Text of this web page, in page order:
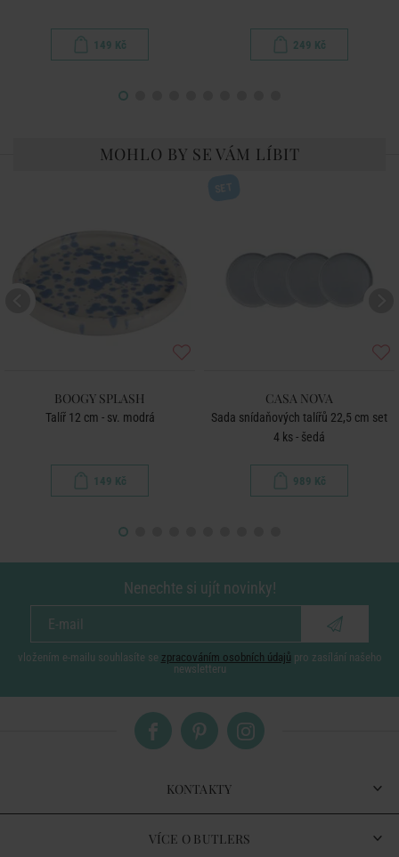
149 Kč 249 Kč
MOHLO BY SE VÁM LÍBIT
BOOGY SPLASH
Talíř 12 cm - sv. modrá
149 Kč
CASA NOVA
Sada snídaňových talířů 22,5 cm set
4 ks - šedá
989 Kč
Nenechte si ujít novinky!
vložením e-mailu souhlasíte se zpracováním osobních údajů pro zasílání našeho
newsletteru
KONTAKTY
VÍCE O BUTLERS